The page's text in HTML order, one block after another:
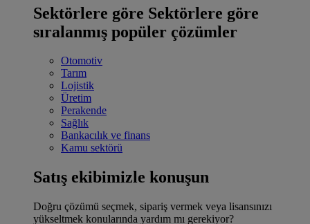
Sektörlere göre Sektörlere göre
sıralanmış popüler çözümler
Otomotiv
Tarım
Lojistik
Üretim
Perakende
Sağlık
Bankacılık ve finans
Kamu sektörü
Satış ekibimizle konuşun
Doğru çözümü seçmek, sipariş vermek veya lisansınızı
yükseltmek konularında yardım mı gerekiyor?